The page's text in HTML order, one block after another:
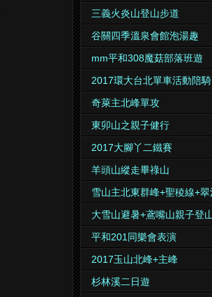
三義火炎山登山步道
谷關四季溫泉會館泡湯趣
mm平和308魔菇部落班遊
2017環大台北單車活動陪騎
奇萊主北峰單攻
東卯山之親子健行
2017大腳丫二鐵賽
羊頭山縱走畢祿山
雪山主北東群峰+聖稜線+翠
大雪山避暑+鳶嘴山親子登
平和201同樂會表演
2017玉山北峰+主峰
杉林溪二日遊